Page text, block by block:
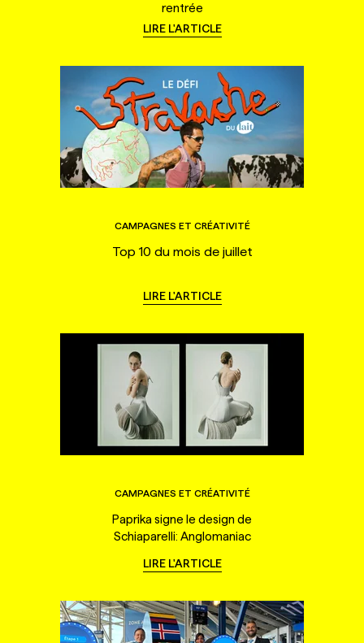
rentrée
LIRE L'ARTICLE
CAMPAGNES ET CRÉATIVITÉ
Top 10 du mois de juillet
LIRE L'ARTICLE
CAMPAGNES ET CRÉATIVITÉ
Paprika signe le design de
Schiaparelli: Anglomaniac
LIRE L'ARTICLE